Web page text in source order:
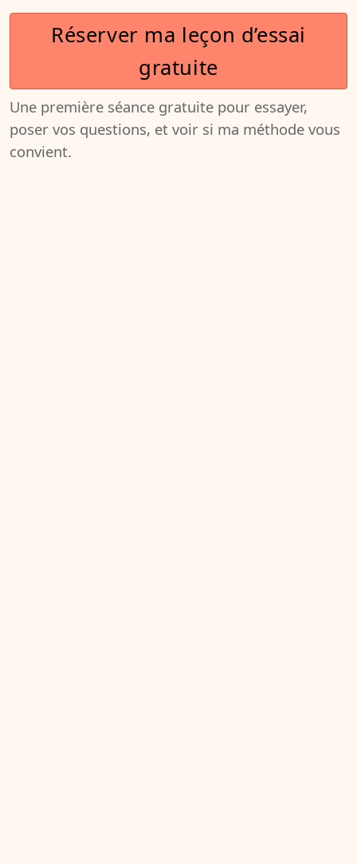
Réserver ma leçon d’essai
gratuite
Une première séance gratuite pour essayer,
poser vos questions, et voir si ma méthode vous
convient.